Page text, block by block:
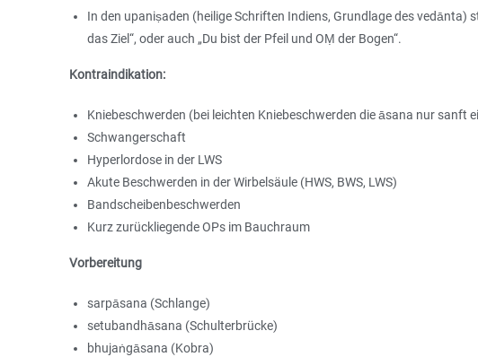
In den upaniṣaden (heilige Schriften Indiens, Grundlage des vedānta)
das Ziel“, oder auch „Du bist der Pfeil und OṂ der Bogen“.
Kontraindikation:
Kniebeschwerden (bei leichten Kniebeschwerden die āsana nur sanft
Schwangerschaft
Hyperlordose in der LWS
Akute Beschwerden in der Wirbelsäule (HWS, BWS, LWS)
Bandscheibenbeschwerden
Kurz zurückliegende OPs im Bauchraum
Vorbereitung
sarpāsana (Schlange)
setubandhāsana (Schulterbrücke)
bhujaṅgāsana (Kobra)